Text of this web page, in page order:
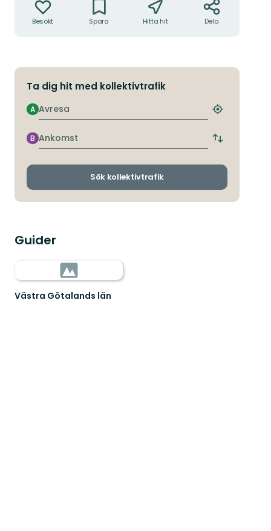
Besökt Spara Hitta hit Dela
Ta dig hit med kollektivtrafik
Avresa
A
Hitta
hållplats
Ankomst
B
Byt
och
Sök kollektivtrafik
Guider
Västra Götalands län